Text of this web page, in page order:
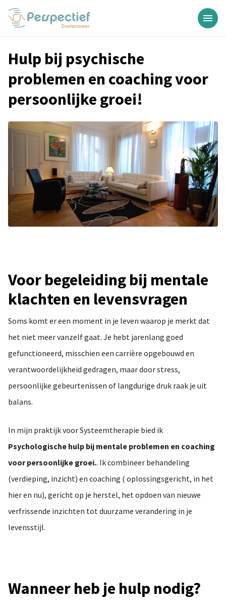
Hulp bij psychische
problemen en coaching voor
persoonlijke groei!
Voor begeleiding bij mentale
klachten en levensvragen
Soms komt er een moment in je leven waarop je merkt dat
het niet meer vanzelf gaat. Je hebt jarenlang goed
gefunctioneerd, misschien een carrière opgebouwd en
verantwoordelijkheid gedragen, maar door stress,
persoonlijke gebeurtenissen of langdurige druk raak je uit
balans.
In mijn praktijk voor Systeemtherapie bied ik
Psychologische hulp bij mentale problemen en coaching
voor persoonlijke groei.. Ik combineer behandeling
(verdieping, inzicht) en coaching ( oplossingsgericht, in het
hier en nu), gericht op je herstel, het opdoen van nieuwe
verfrissende inzichten tot duurzame verandering in je
levensstijl.
Wanneer heb je hulp nodig?